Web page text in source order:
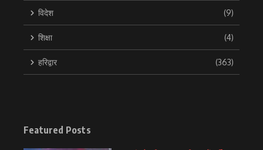
विदेश (9)
शिक्षा (4)
हरिद्वार (363)
Featured Posts